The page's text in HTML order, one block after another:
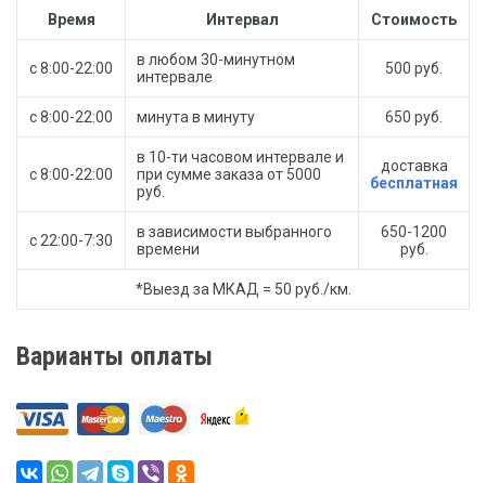
Время Интервал Стоимость
с 8:00-22:00
в любом 30-минутном
интервале
500 руб.
с 8:00-22:00 минута в минуту 650 руб.
с 8:00-22:00
в 10-ти часовом интервале и
при сумме заказа от 5000
руб.
доставка
бесплатная
с 22:00-7:30
в зависимости выбранного
времени
650-1200
руб.
*Выезд за МКАД = 50 руб./км.
Варианты оплаты